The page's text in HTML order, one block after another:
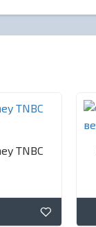
TNBC